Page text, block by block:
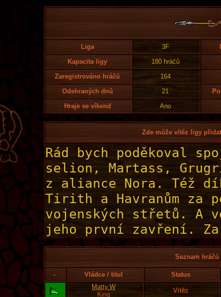
Liga 3F
Kapacita ligy
180 hráčů
Zaregistrováno hráčů
164
Odehraných dnů
21
Hraje se víkend
Ano
Zde může vítěz ligy
Seznam
- Vládce / titul
Status
Matty.W
King
Vítěz